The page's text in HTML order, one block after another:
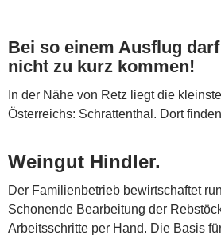
Bei so einem Ausflug
nicht zu kurz kommen!
In der Nähe von Retz liegt die
Österreichs: Schrattenthal. Dort
Weingut Hindler.
Der Familienbetrieb bewirtschaftet
Schonende Bearbeitung der
Arbeitsschritte per Hand. Die Basis